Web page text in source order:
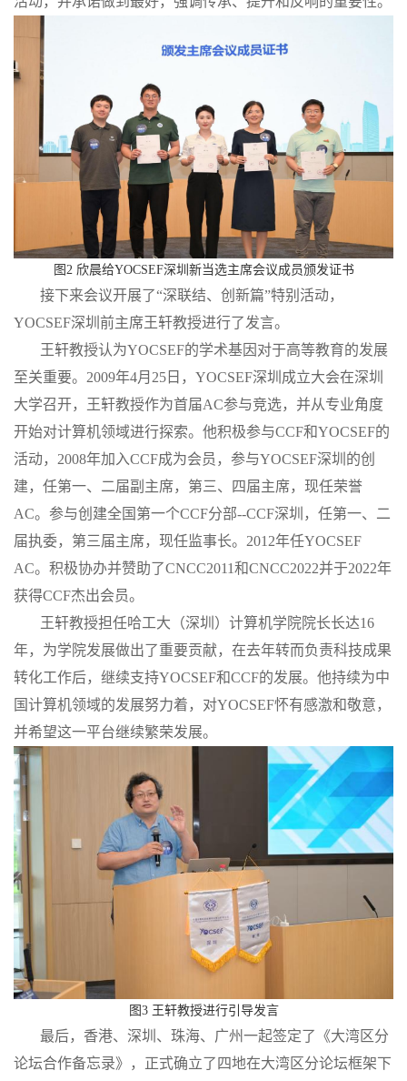
图2 欣晨给YOCSEF深圳新当选主席会议成员颁发证书
接下来会议开展了“深联结、创新篇”特别活动，
YOCSEF深圳前主席王轩教授进行了发言。
王轩教授认为YOCSEF的学术基因对于高等教育的发展
至关重要。2009年4月25日，YOCSEF深圳成立大会在深圳
大学召开，王轩教授作为首届AC参与竞选，并从专业角度
开始对计算机领域进行探索。他积极参与CCF和YOCSEF的
活动，2008年加入CCF成为会员，参与YOCSEF深圳的创
建，任第一、二届副主席，第三、四届主席，现任荣誉
AC。参与创建全国第一个CCF分部--CCF深圳，任第一、二
届执委，第三届主席，现任监事长。2012年任YOCSEF
AC。积极协办并赞助了CNCC2011和CNCC2022并于2022年
获得CCF杰出会员。
王轩教授担任哈工大（深圳）计算机学院院长长达16
年，为学院发展做出了重要贡献，在去年转而负责科技成果
转化工作后，继续支持YOCSEF和CCF的发展。他持续为中
国计算机领域的发展努力着，对YOCSEF怀有感激和敬意，
并希望这一平台继续繁荣发展。
图3 王轩教授进行引导发言
最后，香港、深圳、珠海、广州一起签定了《大湾区分
论坛合作备忘录》，正式确立了四地在大湾区分论坛框架下